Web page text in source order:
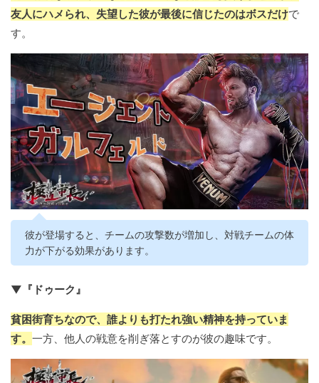
友人にハメられ、失望した彼が最後に信じたのはボスだけで
す。
彼が登場すると、チームの攻撃数が増加し、対戦チームの体
力が下がる効果があります。
▼『ドゥーク』
貧困街育ちなので、誰よりも打たれ強い精神を持っていま
す。 一方、他人の戦意を削ぎ落とすのが彼の趣味です。